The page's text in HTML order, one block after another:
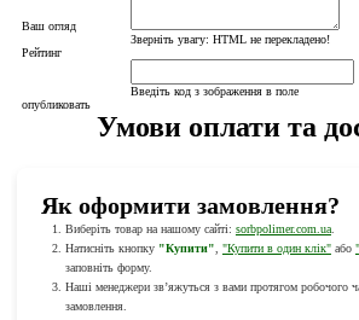
Ваш огляд
Зверніть увагу: HTML не перекладено!
Рейтинг
Введіть код з зображення в поле
опубликовать
Умови оплати та
Як оформити замовлення?
Виберіть товар на нашому сайті: sorbpolimer.com.ua.
Натисніть кнопку "Купити", "Купити в один клік"або
заповніть форму.
Наші менеджери зв’яжуться з вами протягом робочого
замовлення.